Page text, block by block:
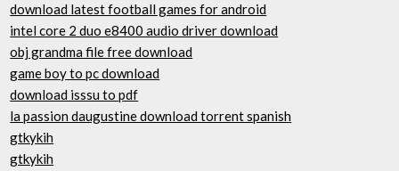
download latest football games for android
intel core 2 duo e8400 audio driver download
obj grandma file free download
game boy to pc download
download isssu to pdf
la passion daugustine download torrent spanish
gtkykih
gtkykih